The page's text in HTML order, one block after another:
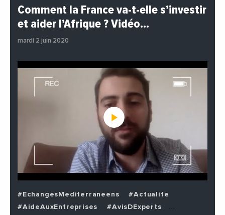
#EchangesMediterraneens
#Economie
#Politique
Comment la France va-t-elle s’investir
et aider l’Afrique ? Vidéo…
mardi 2 juin 2020
#EchangesMediterraneens
#Actualite
#AideAuxEntreprises
#AvisDExperts